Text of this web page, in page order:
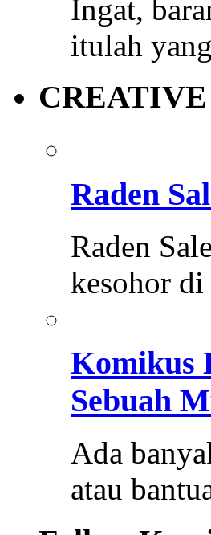
Ingat,
itulah
CREATIVE
Raden
Raden
kesohor di
Komikus
Sebuah
Ada
atau